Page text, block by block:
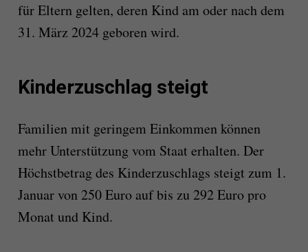
für Eltern gelten, deren Kind am oder nach dem
31. März 2024 geboren wird.
Kinderzuschlag steigt
Familien mit geringem Einkommen können
mehr Unterstützung vom Staat erhalten. Der
Höchstbetrag des Kinderzuschlags steigt zum 1.
Januar von 250 Euro auf bis zu 292 Euro pro
Monat und Kind.